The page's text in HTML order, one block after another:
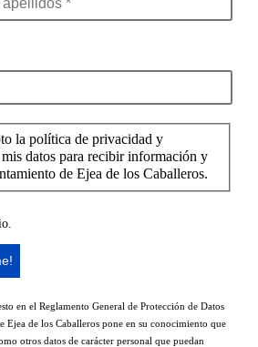
la política de privacidad y
datos para recibir información y
de Ejea de los Caballeros.
en el Reglamento General de Protección de Datos
Ejea de los Caballeros pone en su conocimiento que
otros datos de carácter personal que puedan